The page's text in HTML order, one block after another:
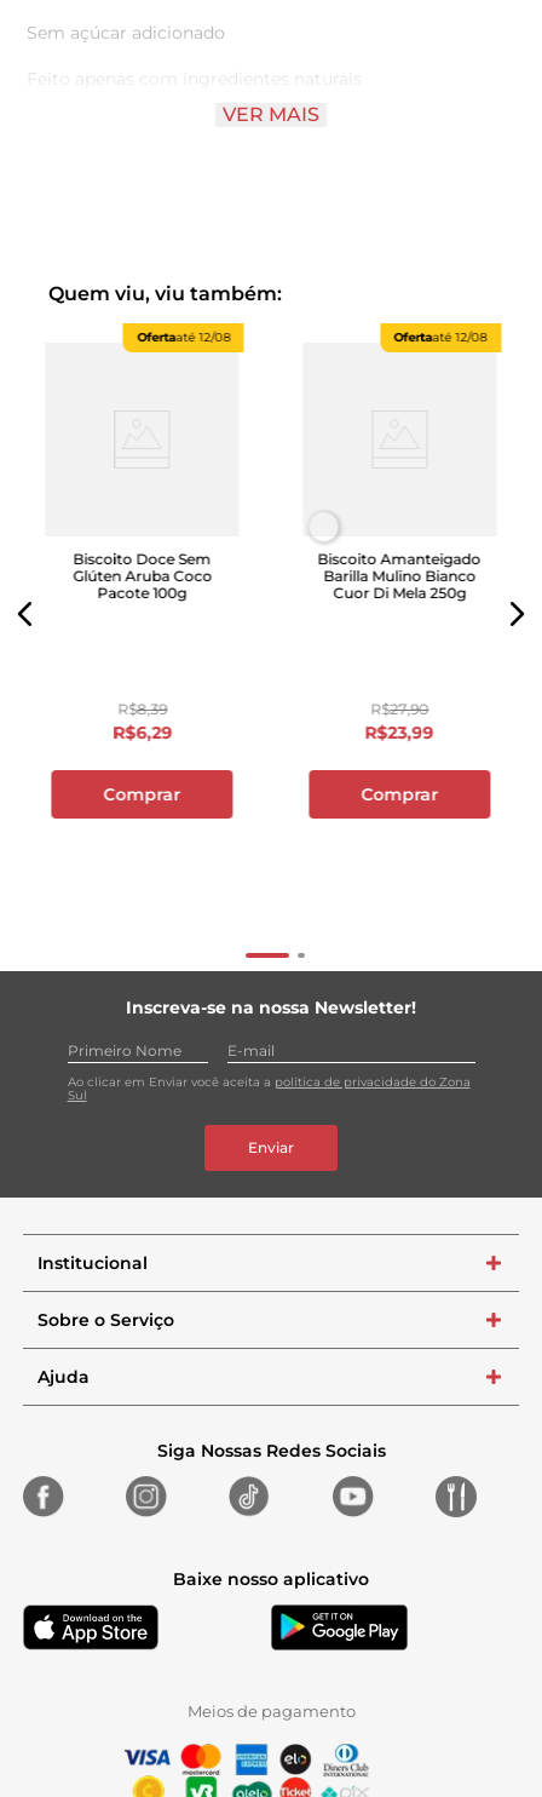
Sem açúcar adicionado
Feito apenas com ingredientes naturais
Sem conservantes e corantes
VER MAIS
Quem viu, viu também:
Ofertaaté12/08
Biscoito Doce Sem
Glúten Aruba Coco
Pacote 100g
R$8,39
R$6,29
Comprar
Ofertaaté12/08
Biscoito Amanteigado
Barilla Mulino Bianco
Cuor Di Mela 250g
R$27,90
R$23,99
Comprar
Inscreva-se na nossa Newsletter!
Ao clicar em Enviar você aceita a política de privacidade do Zona
Sul
Enviar
Institucional +
Sobre o Serviço +
Ajuda +
Siga Nossas Redes Sociais
Baixe nosso aplicativo
Meios de pagamento